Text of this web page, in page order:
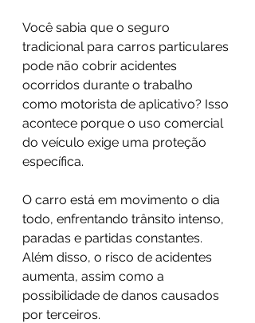
Você sabia que o seguro
tradicional para carros particulares
pode não cobrir acidentes
ocorridos durante o trabalho
como motorista de aplicativo? Isso
acontece porque o uso comercial
do veículo exige uma proteção
específica.
O carro está em movimento o dia
todo, enfrentando trânsito intenso,
paradas e partidas constantes.
Além disso, o risco de acidentes
aumenta, assim como a
possibilidade de danos causados
por terceiros.